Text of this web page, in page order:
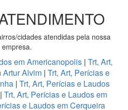
cidades atendidas pela nossa
empresa.
em Americanopolis | Trt, Art,
Artur Alvim | Trt, Art, Perícias e
| Trt, Art, Perícias e Laudos
| Trt, Art, Perícias e Laudos em
e Laudos em Cerqueira